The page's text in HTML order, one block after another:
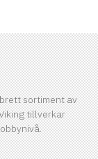
sortiment av
tillverkar